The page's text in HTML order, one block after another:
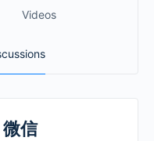
Videos
微信